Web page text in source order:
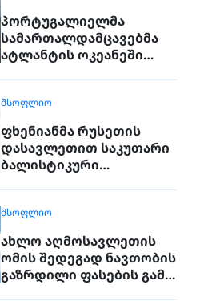
პორტუგალიელმა
სამართალდამცავებმა
ატლანტის ოკეანეში
ᲛᲡᲝᲤᲚᲘᲝ
ფხენიანმა რუსეთის
დასავლეთით საკუთარი
ბალისტიკური
ᲛᲡᲝᲤᲚᲘᲝ
ახლო აღმოსავლეთის
ომის შედეგად ნავთობის
გაზრდილი ფასების გამო